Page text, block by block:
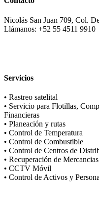
Nicolás San Juan 709, Col.
Llámanos: +52 55 4511 9910
Servicios
• Rastreo satelital
• Servicio para Flotillas,
Financieras
• Planeación y rutas
• Control de Temperatura
• Control de Combustible
• Control de Centros de
• Recuperación de
• CCTV Móvil
• Control de Activos y